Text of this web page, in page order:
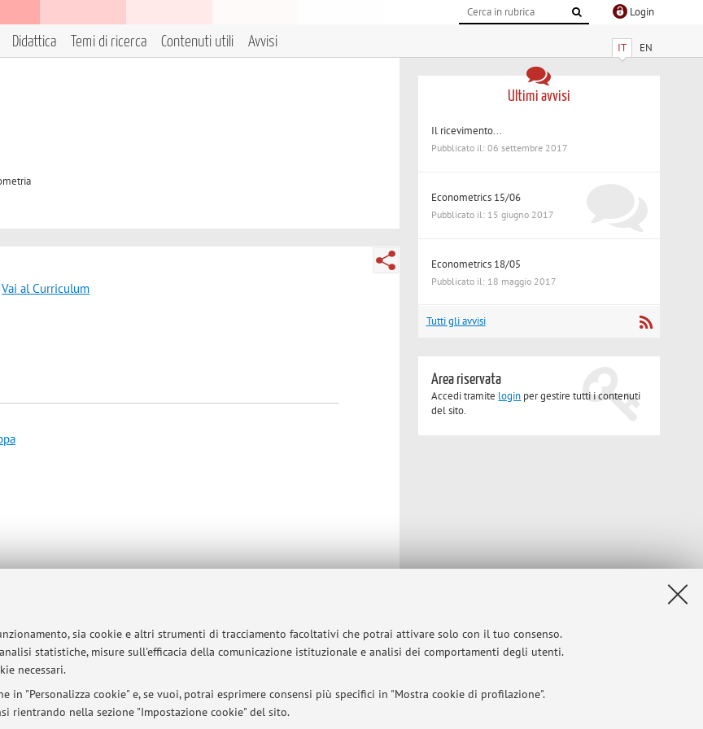
sia cookie e altri strumenti di tracciamento facoltativi che potrai attivare solo con il tuo consenso.
statistiche, misure sull'efficacia della comunicazione istituzionale e analisi dei comportamenti degli utenti.
necessari.
"Personalizza cookie" e, se vuoi, potrai esprimere consensi più specifici in "Mostra cookie di profilazione".
rientrando nella sezione "Impostazione cookie" del sito.
Login
IT EN
Didattica Temi di ricerca Contenuti utili Avvisi
Vai al Curriculum
Ultimi avvisi
Il ricevimento...
Pubblicato il: 06 settembre 2017
Econometrics 15/06
Pubblicato il: 15 giugno 2017
Econometrics 18/05
Pubblicato il: 18 maggio 2017
Tutti gli avvisi
Area riservata
Accedi tramite login per gestire tutti i contenuti
del sito.